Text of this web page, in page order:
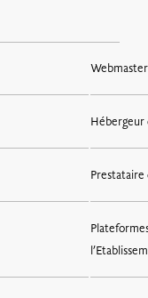
Hébergeur
Prestataire